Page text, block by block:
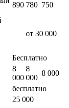
890 780 750
от 30 000
Бесплатно
8
000
8
000
8 000
бесплатно
25 000